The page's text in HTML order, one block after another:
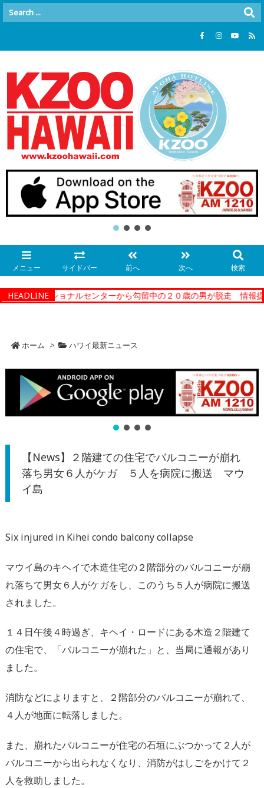
メニュー サイドバー 前へ 次へ 検索
HEADLINE
ーコレクショナルセンターから勾留中の２０歳の男が脱走 情報提供
ホーム > ハワイ最新ニュース
【News】２階建ての住宅でバルコニーが崩れ
落ち男女６人がケガ ５人を病院に搬送 マウ
イ島
Six injured in Kihei condo balcony collapse
マウイ島のキヘイで木造住宅の２階部分のバルコニーが崩
れ落ちて男女６人がケガをし、このうち５人が病院に搬送
されました。
１４日午後４時過ぎ、キヘイ・ロードにある木造２階建て
の住宅で、「バルコニーが崩れた」と、当局に通報があり
ました。
消防などによりますと、２階部分のバルコニーが崩れて、
４人が地面に転落しました。
また、崩れたバルコニーが住宅の石垣にぶつかって２人が
バルコニーから出られなくなり、消防がはしごをかけて２
人を救助しました。